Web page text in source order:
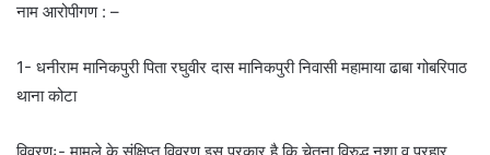
नाम आरोपीगण : –
1- धनीराम मानिकपुरी पिता रघुवीर दास मानिकपुरी निवासी महामाया ढाबा गोबरिपाठ
थाना कोटा